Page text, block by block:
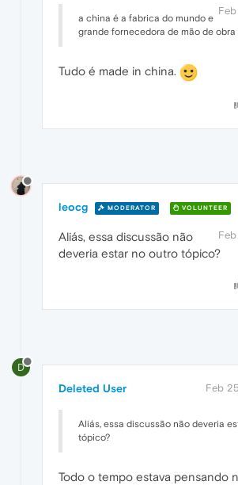
a china é a fabrica do mundo e
grande fornecedora de mão de obra
Tudo é made in china.
leocg MODERATOR VOLUNTEER
Aliás, essa discussão não
deveria estar no outro tópico?
D
Deleted User Feb
Aliás, essa discussão não deveria
tópico?
Todo o tempo estava pensando